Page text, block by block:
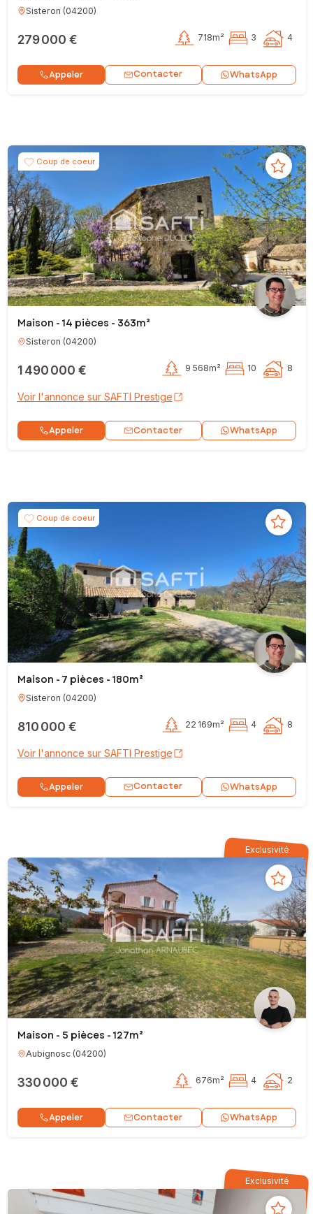
Sisteron (04200)
279 000 € 718m² 3 4
Appeler Contacter WhatsApp
Coup de coeur
Maison - 14 pièces - 363m²
Sisteron (04200)
1 490 000 € 9 568m² 10 8
Voir l'annonce sur SAFTI Prestige
Appeler Contacter WhatsApp
Coup de coeur
Maison - 7 pièces - 180m²
Sisteron (04200)
810 000 € 22 169m² 4 8
Voir l'annonce sur SAFTI Prestige
Appeler Contacter WhatsApp
Exclusivité
Maison - 5 pièces - 127m²
Aubignosc(04200)
330 000 € 676m² 4 2
Appeler Contacter WhatsApp
Exclusivité